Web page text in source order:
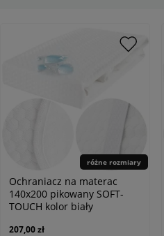
różne rozmiary
Ochraniacz na materac
140x200 pikowany SOFT-
TOUCH kolor biały
207,00 zł